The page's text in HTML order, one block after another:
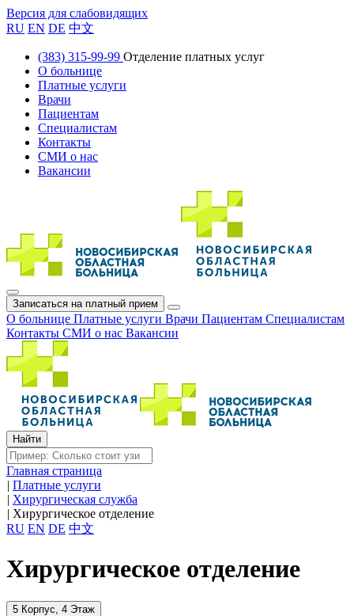
Версия для слабовидящих
RU EN DE 中文
(383) 315-99-99 Отделение платных услуг
О больнице
Платные услуги
Врачи
Пациентам
Специалистам
Контакты
СМИ о нас
Вакансии
Записаться на платный прием
О больнице Платные услуги Врачи Пациентам Специалистам
Контакты СМИ о нас Вакансии
Главная страница
| Платные услуги
| Хирургическая служба
| Хирургическое отделение
RU EN DE 中文
Хирургическое отделение
5 Корпус, 4 Этаж